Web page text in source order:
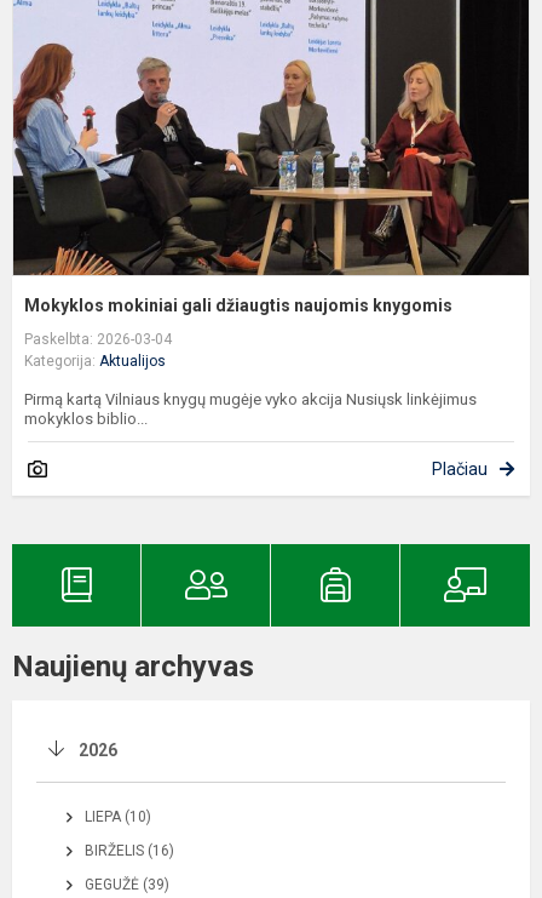
Mokyklos mokiniai gali džiaugtis naujomis knygomis
Paskelbta: 2026-03-04
Kategorija: Aktualijos
Pirmą kartą Vilniaus knygų mugėje vyko akcija Nusiųsk linkėjimus
mokyklos biblio...
Plačiau
Naujienų archyvas
2026
LIEPA (10)
BIRŽELIS (16)
GEGUŽĖ (39)